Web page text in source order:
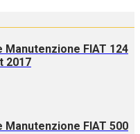
Manutenzione FIAT 124
2017
Manutenzione FIAT 500